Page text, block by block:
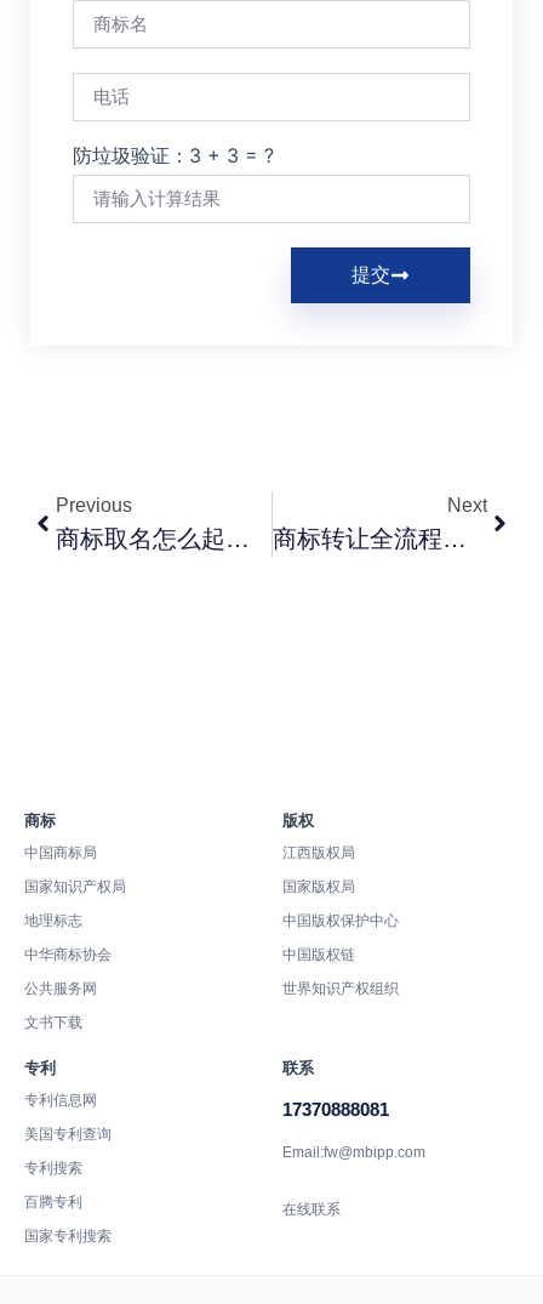
防垃圾验证：3 + 3 = ?
提交
Previous
商标取名怎么起？能注册下来的名字有这4个特征（附免费工具）
Next
商标转让全流程：买一个R标多少钱、要多久、防哪些坑
商标
中国商标局
国家知识产权局
地理标志
中华商标协会
公共服务网
文书下载
版权
江西版权局
国家版权局
中国版权保护中心
中国版权链
世界知识产权组织
专利
专利信息网
美国专利查询
专利搜索
百腾专利
国家专利搜索
联系
17370888081
Email:fw@mbipp.com
在线联系